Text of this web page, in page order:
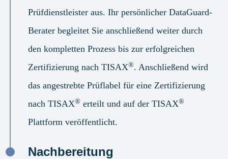
Prüfdienstleister aus. Ihr persönlicher DataGuard-
Berater begleitet Sie anschließend weiter durch
den kompletten Prozess bis zur erfolgreichen
Zertifizierung nach TISAX®. Anschließend wird
das angestrebte Prüflabel für eine Zertifizierung
nach TISAX® erteilt und auf der TISAX®
Plattform veröffentlicht.
Nachbereitung